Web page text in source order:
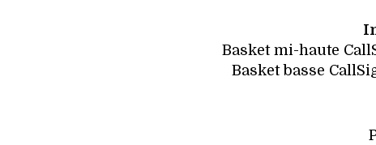
Basket mi-haute
Basket basse